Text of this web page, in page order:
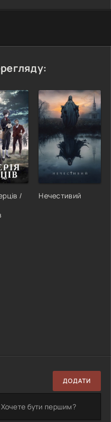
/
Нечестивий
ДОДАТИ
бути першим?